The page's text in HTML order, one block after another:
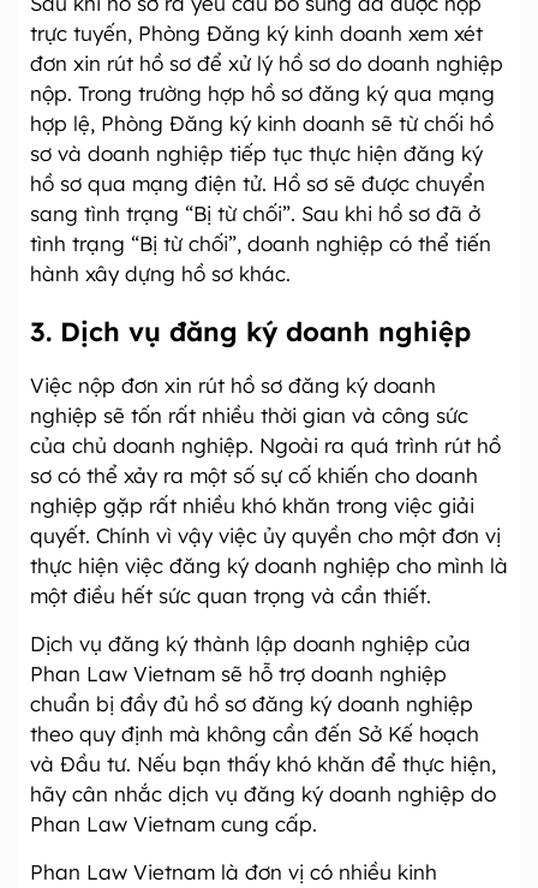
trực tuyến, Phòng Đăng ký kinh doanh xem xét
đơn xin rút hồ sơ để xử lý hồ sơ do doanh nghiệp
nộp. Trong trường hợp hồ sơ đăng ký qua mạng
hợp lệ, Phòng Đăng ký kinh doanh sẽ từ chối hồ
sơ và doanh nghiệp tiếp tục thực hiện đăng ký
hồ sơ qua mạng điện tử. Hồ sơ sẽ được chuyển
sang tình trạng “Bị từ chối”. Sau khi hồ sơ đã ở
tình trạng “Bị từ chối”, doanh nghiệp có thể tiến
hành xây dựng hồ sơ khác.
3. Dịch vụ đăng ký doanh nghiệp
Việc nộp đơn xin rút hồ sơ đăng ký doanh
nghiệp sẽ tốn rất nhiều thời gian và công sức
của chủ doanh nghiệp. Ngoài ra quá trình rút hồ
sơ có thể xảy ra một số sự cố khiến cho doanh
nghiệp gặp rất nhiều khó khăn trong việc giải
quyết. Chính vì vậy việc ủy quyền cho một đơn vị
thực hiện việc đăng ký doanh nghiệp cho mình là
một điều hết sức quan trọng và cần thiết.
Dịch vụ đăng ký thành lập doanh nghiệp của
Phan Law Vietnam sẽ hỗ trợ doanh nghiệp
chuẩn bị đầy đủ hồ sơ đăng ký doanh nghiệp
theo quy định mà không cần đến Sở Kế hoạch
và Đầu tư. Nếu bạn thấy khó khăn để thực hiện,
hãy cân nhắc dịch vụ đăng ký doanh nghiệp do
Phan Law Vietnam cung cấp.
Phan Law Vietnam là đơn vị có nhiều kinh